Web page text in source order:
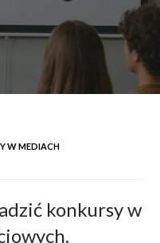
W MEDIACH
konkursy w